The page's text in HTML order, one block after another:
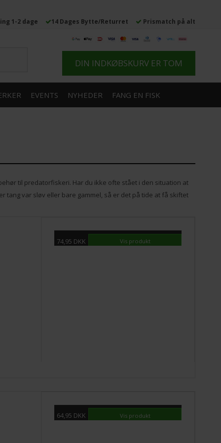
1-2 dage 14 Dages Bytte/Returret Prismatch på alt
DIN INDKØBSKURV ER TOM
EVENTS NYHEDER FANG EN FISK
til predatorfiskeri. Har du ikke ofte stået i den situation at
tang var sløv eller bare gammel, så er det på tide at få skiftet
74,95 DKK Vis produkt
64,95 DKK Vis produkt